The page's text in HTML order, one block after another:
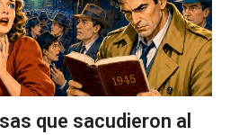
que sacudieron al